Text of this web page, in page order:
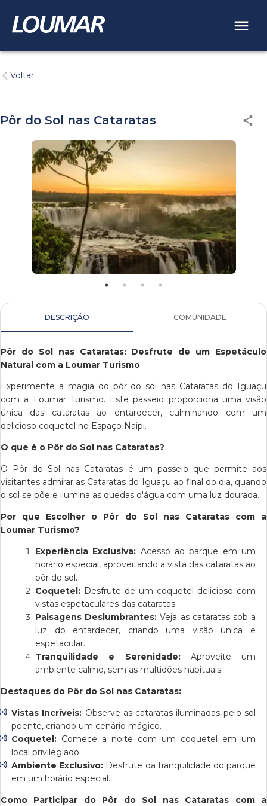
Voltar
Pôr do Sol nas Cataratas
DESCRIÇÃO COMUNIDADE
Pôr do Sol nas Cataratas: Desfrute de um Espetáculo
Natural com a Loumar Turismo
Experimente a magia do pôr do sol nas Cataratas do Iguaçu
com a Loumar Turismo. Este passeio proporciona uma visão
única das cataratas ao entardecer, culminando com um
delicioso coquetel no Espaço Naipi.
O que é o Pôr do Sol nas Cataratas?
O Pôr do Sol nas Cataratas é um passeio que permite aos
visitantes admirar as Cataratas do Iguaçu ao final do dia, quando
o sol se põe e ilumina as quedas d'água com uma luz dourada.
Por que Escolher o Pôr do Sol nas Cataratas com a
Loumar Turismo?
Experiência Exclusiva: Acesso ao parque em um
horário especial, aproveitando a vista das cataratas ao
pôr do sol.
Coquetel: Desfrute de um coquetel delicioso com
vistas espetaculares das cataratas.
Paisagens Deslumbrantes: Veja as cataratas sob a
luz do entardecer, criando uma visão única e
espetacular.
Tranquilidade e Serenidade:Aproveite um
ambiente calmo, sem as multidões habituais.
Destaques do Pôr do Sol nas Cataratas:
Vistas Incríveis: Observe as cataratas iluminadas pelo sol
poente, criando um cenário mágico.
Coquetel: Comece a noite com um coquetel em um
local privilegiado.
Ambiente Exclusivo: Desfrute da tranquilidade do parque
em um horário especial.
Como Participar do Pôr do Sol nas Cataratas com a